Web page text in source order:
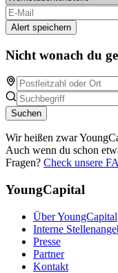
Alert speichern
Nicht wonach du
Suchen
Wir heißen zwar
Auch wenn du schon
Fragen? Check unsere
YoungCapital
Über YoungCapital
Interne
Presse
Partner
Kontakt